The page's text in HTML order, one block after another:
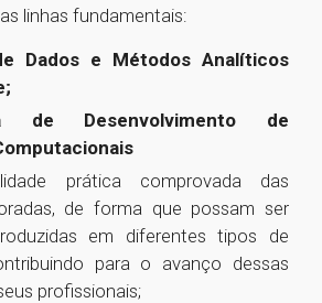
linhas fundamentais:
Dados e Métodos Analíticos
de Desenvolvimento de
prática comprovada das
de forma que possam ser
em diferentes tipos de
para o avanço dessas
profissionais;